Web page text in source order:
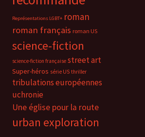
Représentations LGBT+ roman
roman français roman US
science-fiction
science-fiction française street art
Super-héros série US thriller
tribulations européennes
uchronie
Une église pour la route
urban exploration